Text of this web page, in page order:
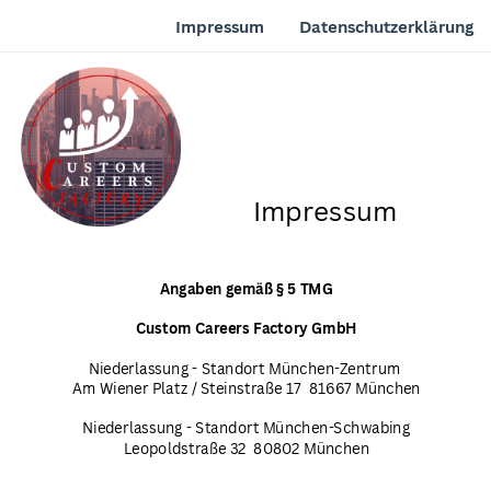
Impressum Datenschutzerklärung
Impressum
Angaben gemäß § 5 TMG
Custom Careers FactoryGmbH
Niederlassung - Standort München-Zentrum
Am Wiener Platz / Steinstraße 17 81667 München
Niederlassung - Standort München-Schwabing
Leopoldstraße 32 80802 München